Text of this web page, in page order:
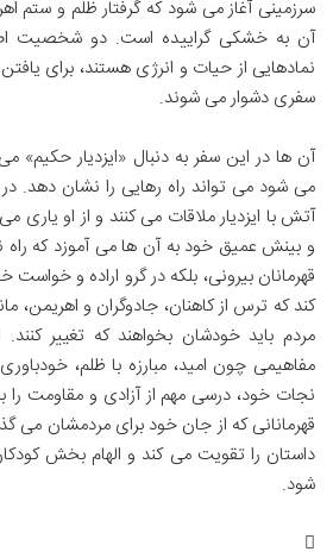
سرزمینی آغاز می شود که گرفتار ظلم و ستم
آن به خشکی گراییده است. دو شخصیت
نمادهایی از حیات و انرژی هستند، برای
سفری دشوار می شوند.
آن ها در این سفر به دنبال «ایزدیار حکیم»
می شود می تواند راه رهایی را نشان دهد.
آتش با ایزدیار ملاقات می کنند و از او یاری
و بینش عمیق خود به آن ها می آموزد که
قهرمانان بیرونی، بلکه در گرو اراده و
کند که ترس از کاهنان، جادوگران و اهریمن،
مردم باید خودشان بخواهند که تغییر کنند.
مفاهیمی چون امید، مبارزه با ظلم،
نجات خود، درسی مهم از آزادی و مقاومت
قهرمانانی که از جان خود برای مردمشان می
داستان را تقویت می کند و الهام بخش
شود.